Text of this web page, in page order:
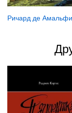
Ричард де Амальфи